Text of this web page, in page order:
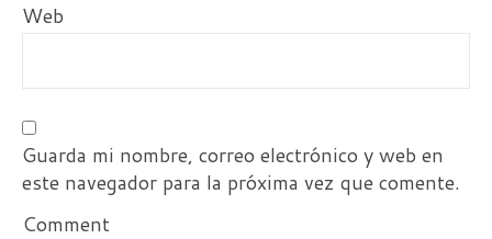
Web
Guarda mi nombre, correo electrónico y web en
este navegador para la próxima vez que comente.
Comment